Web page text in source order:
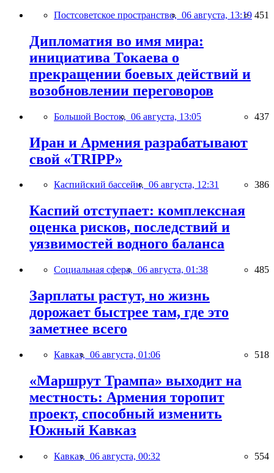
Постсоветское пространство, 06 августа, 13:19 451
Дипломатия во имя мира:
инициатива Токаева о
прекращении боевых действий и
возобновлении переговоров
Большой Восток, 06 августа, 13:05 437
Иран и Армения разрабатывают
свой «TRIPP»
Каспийский бассейн, 06 августа, 12:31 386
Каспий отступает: комплексная
оценка рисков, последствий и
уязвимостей водного баланса
Социальная сфера, 06 августа, 01:38 485
Зарплаты растут, но жизнь
дорожает быстрее там, где это
заметнее всего
Кавказ, 06 августа, 01:06 518
«Маршрут Трампа» выходит на
местность: Армения торопит
проект, способный изменить
Южный Кавказ
Кавказ, 06 августа, 00:32 554